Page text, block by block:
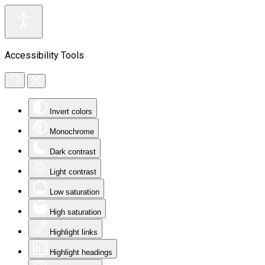
Accessibility Tools
Invert colors
Monochrome
Dark contrast
Light contrast
Low saturation
High saturation
Highlight links
Highlight headings